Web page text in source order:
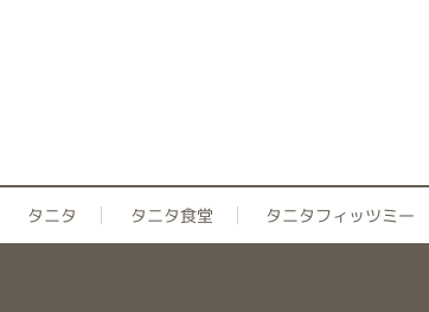
タニタ タニタ食堂 タニタフィッツミー